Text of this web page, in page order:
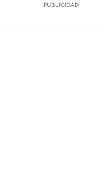
PUBLICIDAD